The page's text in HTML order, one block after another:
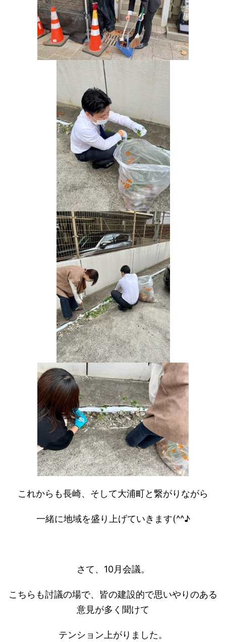
これからも長崎、そして大浦町と繋がりながら
一緒に地域を盛り上げていきます(^^♪
さて、10月会議。
こちらも討議の場で、皆の建設的で思いやりのある
意見が多く聞けて
テンション上がりました。